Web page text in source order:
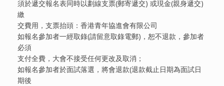
須於遞交報名表同時以劃線支票(郵寄遞交) 或現金(親身遞交)
繳
交費用，支票抬頭：香港青年協進會有限公司
如報名參加者一經取錄(請留意取錄電郵)，恕不退款，參加者
必須
支付全費，大會不接受任何更改及取消；
如報名參加者於面試落選，將會退款(退款截止日期為面試日
期後